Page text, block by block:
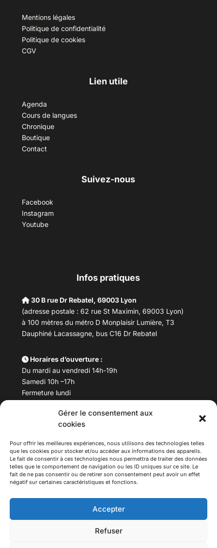
Gérer le consentement aux
cookies
Pour offrir les meilleures expériences, nous utilisons des technologies telles
que les cookies pour stocker et/ou accéder aux informations des appareils.
Le fait de consentir à ces technologies nous permettra de traiter des données
telles que le comportement de navigation ou les ID uniques sur ce site. Le
fait de ne pas consentir ou de retirer son consentement peut avoir un effet
négatif sur certaines caractéristiques et fonctions.
Accepter
Refuser
Mentions légales
Politique de confidentialité
Politique de cookies
CGV
Lien utile
Agenda
Cours de langues
Chronique
Boutique
Contact
Suivez-nous
Facebook
Instagram
Youtube
Infos pratiques
30 B rue Dr Rebatel, 69003 Lyon
(adresse postale : 62 rue St Maximin, 69003 Lyon)
à 100 mètres du métro D Monplaisir Lumière, T3
Dauphiné Lacassagne, bus C16 Dr Rebatel
Horaires d’ouverture :
Du mardi au vendredi 14h-19h
Samedi 10h –17h
Fermeture lundi
Téléphone : 04 78 53 06 40
maisondesculturesasiatiques@asiexpo.com